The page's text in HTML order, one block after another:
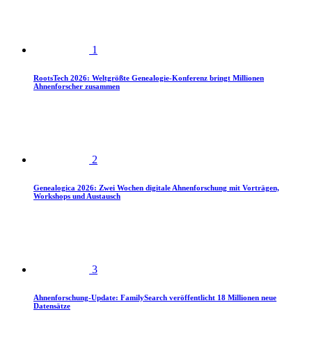
1
RootsTech 2026: Weltgrößte Genealogie-Konferenz bringt Millionen
Ahnenforscher zusammen
2
Genealogica 2026: Zwei Wochen digitale Ahnenforschung mit Vorträgen,
Workshops und Austausch
3
Ahnenforschung-Update: FamilySearch veröffentlicht 18 Millionen neue
Datensätze